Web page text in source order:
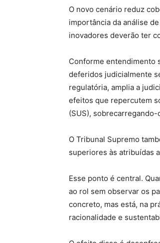
O novo cenário reduz
importância da análise
inovadores deverão ter
Conforme entendimento
deferidos judicialmente
regulatória, amplia a
efeitos que repercutem
(SUS), sobrecarregando-
O Tribunal Supremo
superiores às atribuídas
Esse ponto é central.
ao rol sem observar os
concreto, mas está, na
racionalidade e